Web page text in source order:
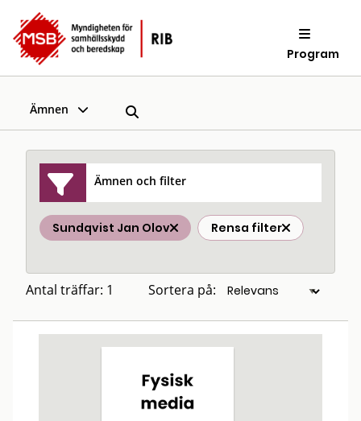
Program
Ämnen
Ämnen och filter
Sundqvist Jan Olov Rensa filter
Antal träffar: 1 Sortera på: